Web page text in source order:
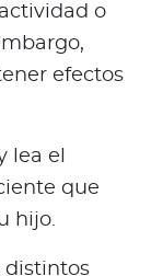
o
efectos
lea el
que
hijo.
distintos